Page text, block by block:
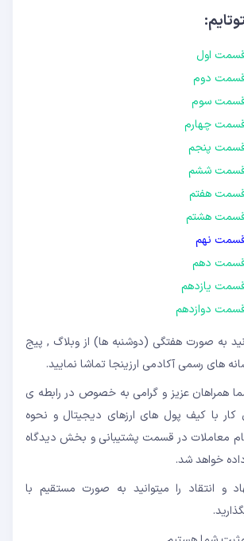
اول
دوم
سوم
چهارم
پنجم
ششم
هفتم
هشتم
نهم
دهم
یازدهم
دوازدهم
به صورت هفتگی (دوشنبه ها) از وبلاگ , پیج
های رسمی آکادمی ارزینجا تماشا نمایید.
عزیز و گرامی به خصوص در رابطه ی
با کیف پول های ارزهای دیجیتال و نحوه
در قسمت پشتیبانی و بخش دیدگاه
خواهد شد.
و انتقاد را میتوانید به صورت مستقیم با